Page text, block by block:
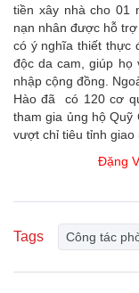
tiền xây nhà cho 01
nạn nhân được hỗ
có ý nghĩa thiết thực
độc da cam, giúp họ
nhập cộng đồng.
Hào đã có 120 cơ
tham gia ủng hộ
vượt chỉ tiêu tỉnh giao
Đặng
Tags Công tác